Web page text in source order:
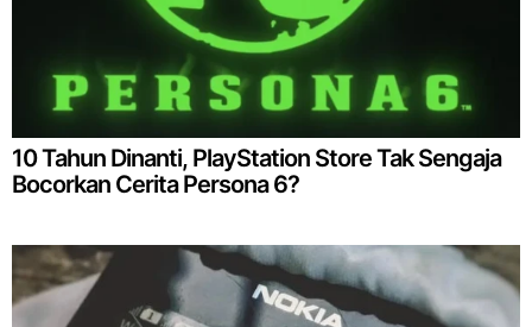
10 Tahun Dinanti, PlayStation Store Tak Sengaja
Bocorkan Cerita Persona 6?